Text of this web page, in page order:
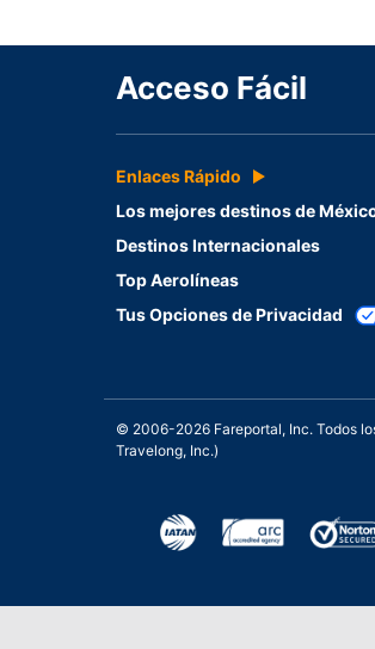
Acceso Fácil
Enlaces Rápido
Los mejores destinos de
Destinos Internacionales
Top Aerolíneas
Tus Opciones de Privacidad
© 2006-2026 Fareportal, Inc. Todos
Travelong, Inc.)